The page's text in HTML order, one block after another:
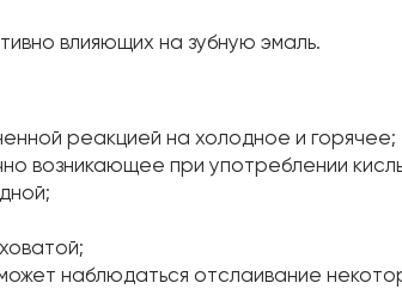
влияющих на зубную эмаль.
реакцией на холодное и горячее;
возникающее при употреблении
наблюдаться отслаивание